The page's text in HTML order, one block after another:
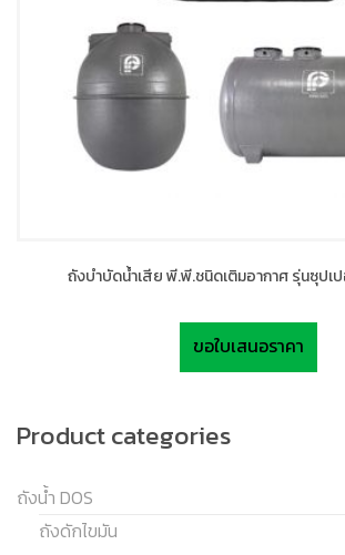
ถังบำบัดน้ำเสีย พี.พี.ชนิดเติมอากาศ รุ่นซุปเ
ขอใบเสนอราคา
Product categories
ถังน้ำ DOS
ถังดักไขมัน